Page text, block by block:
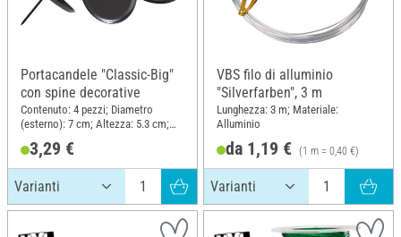
Portacandele "Classic-Big"
con spine decorative
Contenuto: 4 pezzi; Diametro
(esterno): 7 cm; Altezza: 5.3 cm;
3,29 €
VBS filo di alluminio
"Silverfarben", 3 m
Lunghezza: 3 m; Materiale:
Alluminio
da 1,19 € (1 m = 0,40 €)